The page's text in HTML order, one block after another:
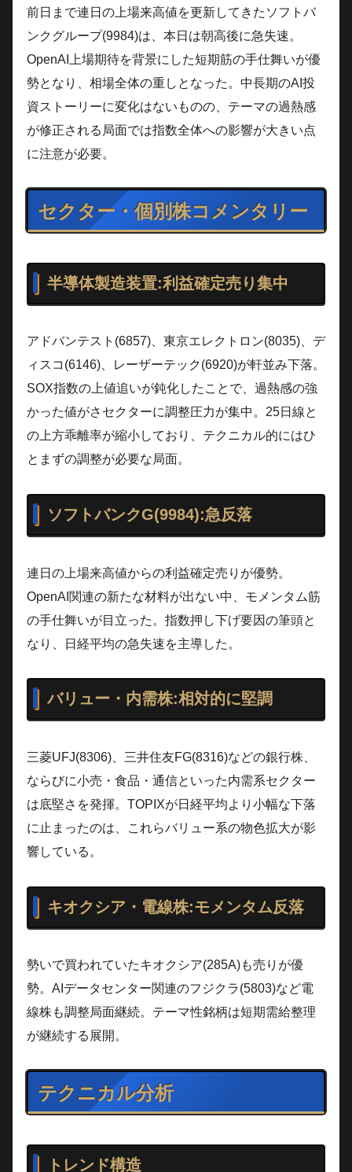
前日まで連日の上場来高値を更新してきたソフトバ
ンクグループ(9984)は、本日は朝高後に急失速。
OpenAI上場期待を背景にした短期筋の手仕舞いが優
勢となり、相場全体の重しとなった。中長期のAI投
資ストーリーに変化はないものの、テーマの過熱感
が修正される局面では指数全体への影響が大きい点
に注意が必要。
セクター・個別株コメンタリー
半導体製造装置:利益確定売り集中
アドバンテスト(6857)、東京エレクトロン(8035)、デ
ィスコ(6146)、レーザーテック(6920)が軒並み下落。
SOX指数の上値追いが鈍化したことで、過熱感の強
かった値がさセクターに調整圧力が集中。25日線と
の上方乖離率が縮小しており、テクニカル的にはひ
とまずの調整が必要な局面。
ソフトバンクG(9984):急反落
連日の上場来高値からの利益確定売りが優勢。
OpenAI関連の新たな材料が出ない中、モメンタム筋
の手仕舞いが目立った。指数押し下げ要因の筆頭と
なり、日経平均の急失速を主導した。
バリュー・内需株:相対的に堅調
三菱UFJ(8306)、三井住友FG(8316)などの銀行株、
ならびに小売・食品・通信といった内需系セクター
は底堅さを発揮。TOPIXが日経平均より小幅な下落
に止まったのは、これらバリュー系の物色拡大が影
響している。
キオクシア・電線株:モメンタム反落
勢いで買われていたキオクシア(285A)も売りが優
勢。AIデータセンター関連のフジクラ(5803)など電
線株も調整局面継続。テーマ性銘柄は短期需給整理
が継続する展開。
テクニカル分析
トレンド構造